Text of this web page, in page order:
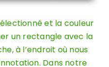
et la couleur
un rectangle avec la
à l’endroit où nous
Dans notre